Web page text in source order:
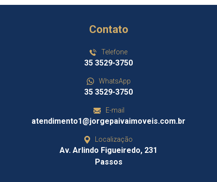
Contato
Telefone
35 3529-3750
WhatsApp
35 3529-3750
E-mail
atendimento1@jorgepaivaimoveis.com.br
Localização
Av. Arlindo Figueiredo, 231
Passos